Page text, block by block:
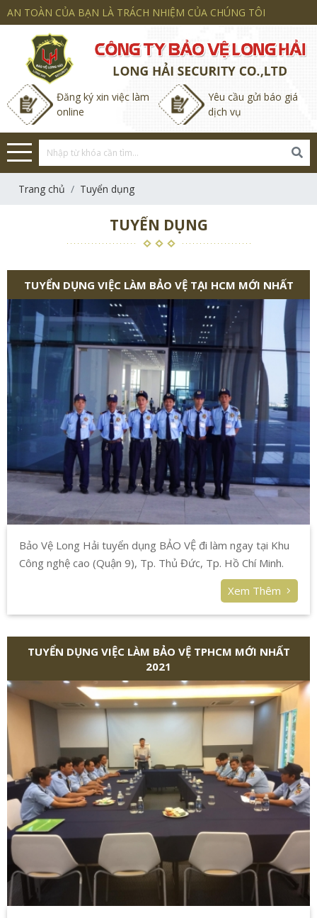
AN TOÀN CỦA BẠN LÀ TRÁCH NHIỆM CỦA CHÚNG TÔI
Đăng ký xin việc làm
online
Yêu cầu gửi báo giá
dịch vụ
Trang chủ Tuyển dụng
TUYỂN DỤNG
TUYỂN DỤNG VIỆC LÀM BẢO VỆ TẠI HCM MỚI NHẤT
Bảo Vệ Long Hải tuyển dụng BẢO VỆ đi làm ngay tại Khu
Công nghệ cao (Quận 9), Tp. Thủ Đức, Tp. Hồ Chí Minh.
Xem Thêm
TUYỂN DỤNG VIỆC LÀM BẢO VỆ TPHCM MỚI NHẤT
2021